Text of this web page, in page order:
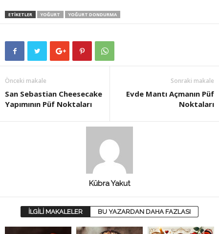
ETİKETLER YOĞURT YOĞURT DONDURMA
Önceki makale
San Sebastian Cheesecake
Yapımının Püf Noktaları
Sonraki makale
Evde Mantı Açmanın Püf
Noktaları
Kübra Yakut
İLGİLİ MAKALELER BU YAZARDAN DAHA FAZLASI